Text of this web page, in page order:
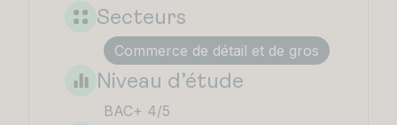
Secteurs
Commerce de détail et de gros
Niveau d’étude
BAC+ 4/5